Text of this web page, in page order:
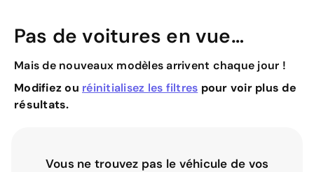
Pas de voitures en vue…
Mais de nouveaux modèles arrivent chaque jour !
Modifiez ou réinitialisez les filtres pour voir plus de
résultats.
Vous ne trouvez pas le véhicule de vos